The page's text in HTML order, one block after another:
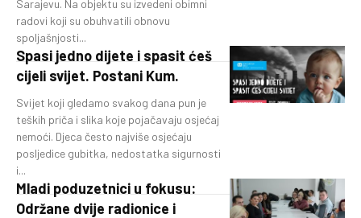
Sarajevu. Na objektu su izvedeni obimni
radovi koji su obuhvatili obnovu
spoljašnjosti...
Spasi jedno dijete i spasit ćeš
cijeli svijet. Postani Kum.
Svijet koji gledamo svakog dana pun je
teških priča i slika koje pojačavaju osjećaj
nemoći. Djeca često najviše osjećaju
posljedice gubitka, nedostatka sigurnosti
i...
Mladi poduzetnici u fokusu:
Održane dvije radionice i